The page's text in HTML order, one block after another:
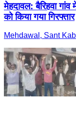
मेहदावल: बैरिहवा
को किया गया गिरफ्तार
Mehdawal, Sant